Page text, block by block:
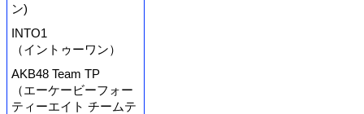
ン)
INTO1
（イントゥーワン）
AKB48 Team TP
（エーケービーフォー
ティーエイト チームテ